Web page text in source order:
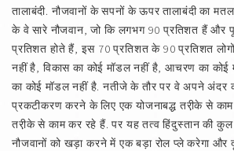
तालाबंदी. नौजवानों के सपनों के ऊपर तालाबंदी का
के वे सारे नौजवान, जो कि लगभग 90 प्रतिशत हैं और
प्रतिशत होते हैं, इस 70 प्रतिशत के 90 प्रतिशत
नहीं है, विकास का कोई मॉडल नहीं है, आचरण का कोई
का कोई मॉडल नहीं है. नतीजे के तौर पर वे अपने अंदर
प्रकटीकरण करने के लिए एक योजनाबद्ध तरी़के से
तरी़के से काम कर रहे हैं. पर यह तत्व हिंदुस्तान की
नौजवानों को खड़ा करने में एक बड़ा रोल प्ले करेगा